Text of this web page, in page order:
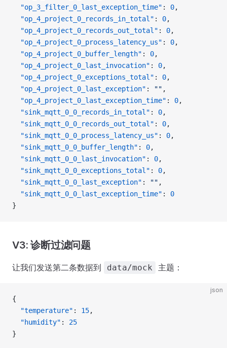
  "op_3_filter_0_last_exception_time"
: 0,
  "op_4_project_0_records_in_total"
: 0,
  "op_4_project_0_records_out_total"
: 0,
  "op_4_project_0_process_latency_us"
: 0,
  "op_4_project_0_buffer_length"
: 0,
  "op_4_project_0_last_invocation"
: 0,
  "op_4_project_0_exceptions_total"
: 0,
  "op_4_project_0_last_exception"
: "" ,
  "op_4_project_0_last_exception_time"
: 0,
  "sink_mqtt_0_0_records_in_total"
: 0,
  "sink_mqtt_0_0_records_out_total"
: 0,
  "sink_mqtt_0_0_process_latency_us"
: 0,
  "sink_mqtt_0_0_buffer_length"
: 0,
  "sink_mqtt_0_0_last_invocation"
: 0,
  "sink_mqtt_0_0_exceptions_total"
: 0,
  "sink_mqtt_0_0_last_exception"
: "" ,
  "sink_mqtt_0_0_last_exception_time"
: 0
}
V3: 诊断过滤问题
让我们发送第二条数据到 data/mock 主题：
json
{
  "temperature"
: 15,
  "humidity"
: 25
}